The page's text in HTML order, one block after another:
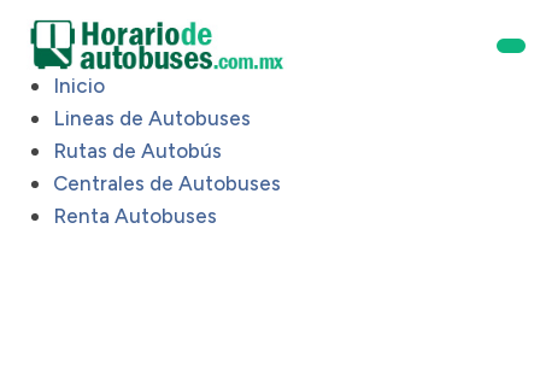
Inicio
Lineas de Autobuses
Rutas de Autobús
Centrales de Autobuses
Renta Autobuses